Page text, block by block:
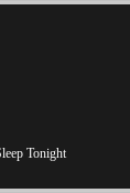
Tonight